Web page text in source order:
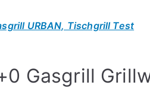
URBAN, Tischgrill Test
Gasgrill